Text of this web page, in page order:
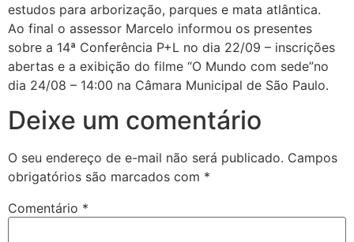
estudos para arborização, parques e mata atlântica.
Ao final o assessor Marcelo informou os presentes
sobre a 14ª Conferência P+L no dia 22/09 – inscrições
abertas e a exibição do filme “O Mundo com sede”no
dia 24/08 – 14:00 na Câmara Municipal de São Paulo.
Deixe um comentário
O seu endereço de e-mail não será publicado. Campos
obrigatórios são marcados com *
Comentário *